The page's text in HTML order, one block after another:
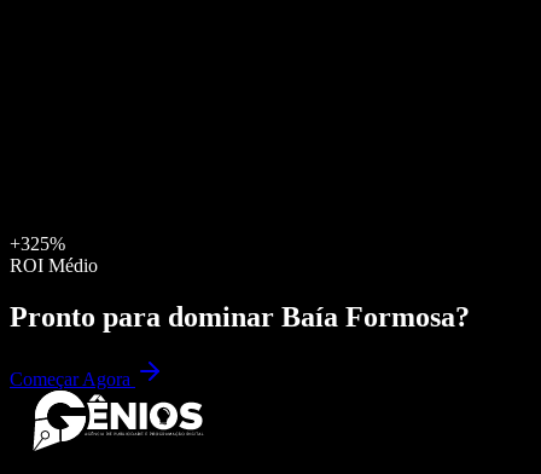
+325%
ROI Médio
Pronto para dominar Baía Formosa?
Começar Agora